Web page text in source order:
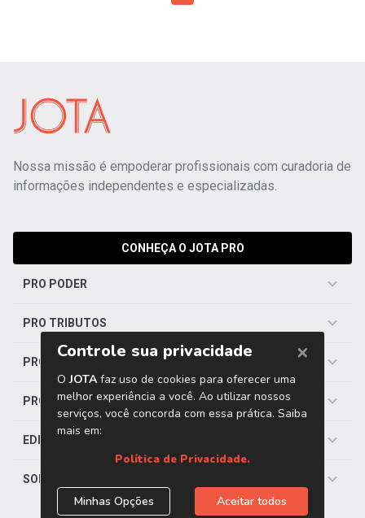
Nossa missão é empoderar profissionais com curadoria de
informações independentes e especializadas.
CONHEÇA O JOTA PRO
PRO PODER
PRO TRIBUTOS
PRO TRABALHISTA
PRO SAÚDE
EDITORIAS
SOBRE O JOTA